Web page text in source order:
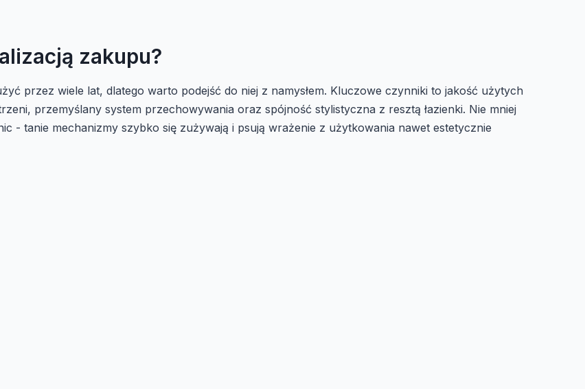
zakupu?
przez wiele lat, dlatego warto podejść do niej z namysłem. Kluczowe czynniki to jakość użytych
przemyślany system przechowywania oraz spójność stylistyczna z resztą łazienki. Nie mniej
- tanie mechanizmy szybko się zużywają i psują wrażenie z użytkowania nawet estetycznie